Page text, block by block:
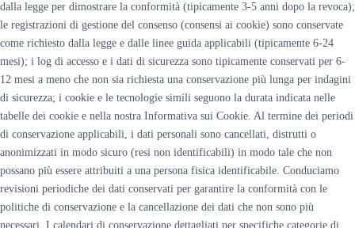
dalla legge per dimostrare la conformità (tipicamente 3-5 anni dopo la revoca);
le registrazioni di gestione del consenso (consensi ai cookie) sono conservate
come richiesto dalla legge e dalle linee guida applicabili (tipicamente 6-24
mesi); i log di accesso e i dati di sicurezza sono tipicamente conservati per 6-
12 mesi a meno che non sia richiesta una conservazione più lunga per indagini
di sicurezza; i cookie e le tecnologie simili seguono la durata indicata nelle
tabelle dei cookie e nella nostra Informativa sui Cookie. Al termine dei periodi
di conservazione applicabili, i dati personali sono cancellati, distrutti o
anonimizzati in modo sicuro (resi non identificabili) in modo tale che non
possano più essere attribuiti a una persona fisica identificabile. Conduciamo
revisioni periodiche dei dati conservati per garantire la conformità con le
politiche di conservazione e la cancellazione dei dati che non sono più
necessari. I calendari di conservazione dettagliati per specifiche categorie di